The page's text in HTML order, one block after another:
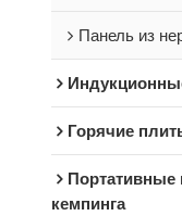
Панель из
Горячие
кемпинга